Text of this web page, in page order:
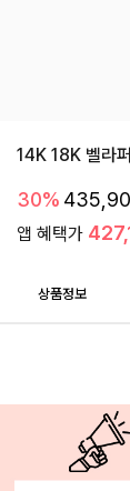
14K 18K 벨라
30%
앱 혜택가
상품정보